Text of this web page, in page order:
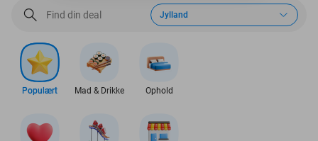
10+ millioner medlemmer
Se flere end 15.000 deals
Populært Mad & Drikke Ophold
Jylland